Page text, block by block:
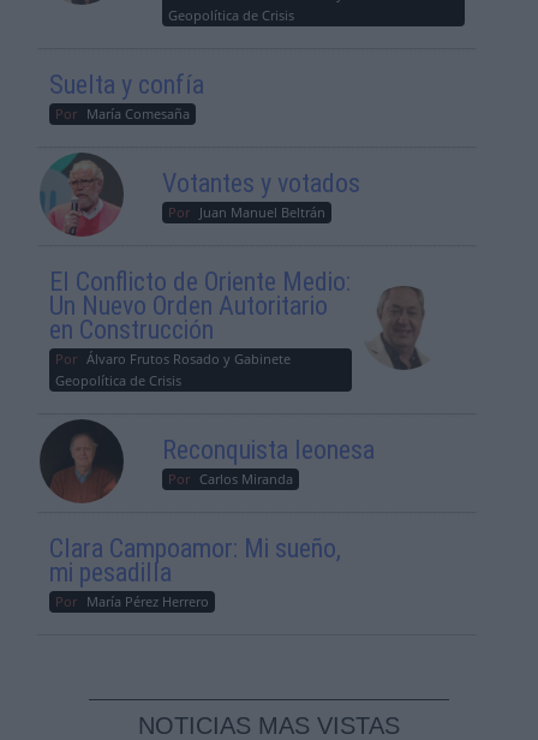
Geopolítica de Crisis
Suelta y confía
Por María Comesaña
Votantes y votados
Por Juan Manuel Beltrán
El Conflicto de Oriente Medio:
Un Nuevo Orden Autoritario
en Construcción
Por Álvaro Frutos Rosado y Gabinete
Geopolítica de Crisis
Reconquista leonesa
Por Carlos Miranda
Clara Campoamor: Mi sueño,
mi pesadilla
Por María Pérez Herrero
NOTICIAS MAS VISTAS